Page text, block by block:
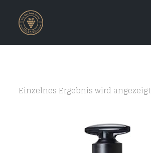
Einzelnes Ergebnis wird angezeigt